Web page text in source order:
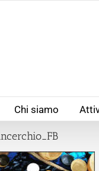
Chi siamo